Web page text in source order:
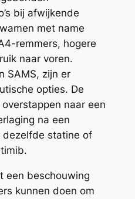
bij afwijkende
met name
remmers, hogere
naar voren.
SAMS, zijn er
opties. De
naar een
na een
statine of
een beschouwing
kunnen doen om